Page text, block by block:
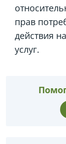
прав
действия
услуг.